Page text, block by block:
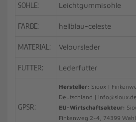
SOHLE: Leichtgummisohle
FARBE: hellblau-celeste
MATERIAL: Veloursleder
FUTTER: Lederfutter
GPSR:
Hersteller: Sioux |
Deutschland | info@sioux.de
EU-Wirtschaftsakteur:
Finkenweg 2-4, 74399